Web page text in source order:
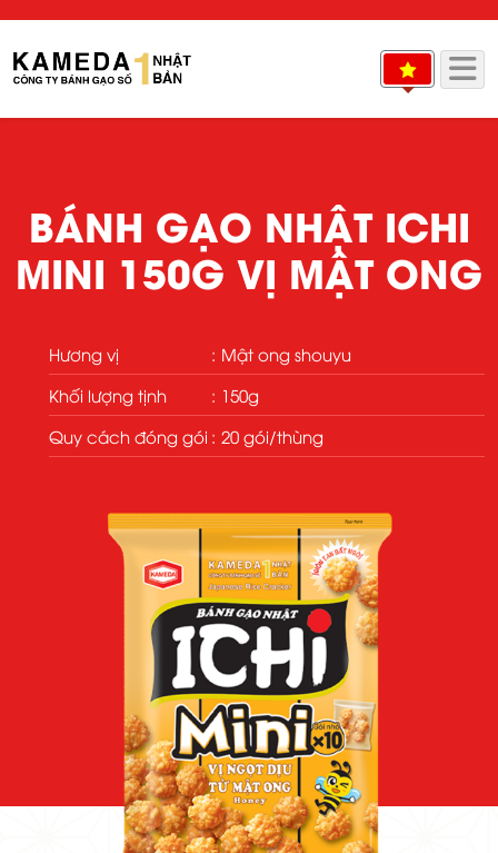
BÁNH GẠO NHẬT ICHI
MINI 150G VỊ MẬT ONG
Hương vị
Mật ong shouyu
Khối lượng tịnh
150g
Quy cách đóng gói
20 gói/thùng